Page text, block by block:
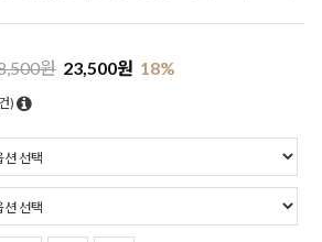
원 23,500원 18%
)